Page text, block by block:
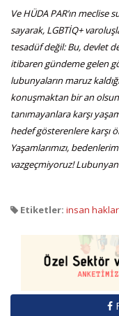
Ve HÜDA PAR’ın
sayarak, LGBTİQ+
tesadüf değil: Bu, devlet
itibaren gündeme gelen
lubunyaların maruz
konuşmaktan bir an olsun
tanımayanlara karşı
hedef gösterenlere karşı
Yaşamlarımızı,
vazgeçmiyoruz!
Etiketler: insan